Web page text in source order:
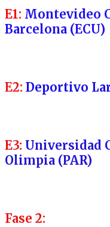
E1: Montevideo
Barcelona (ECU)
E2: Deportivo
E3: Universidad
Olimpia (PAR)
Fase 2: